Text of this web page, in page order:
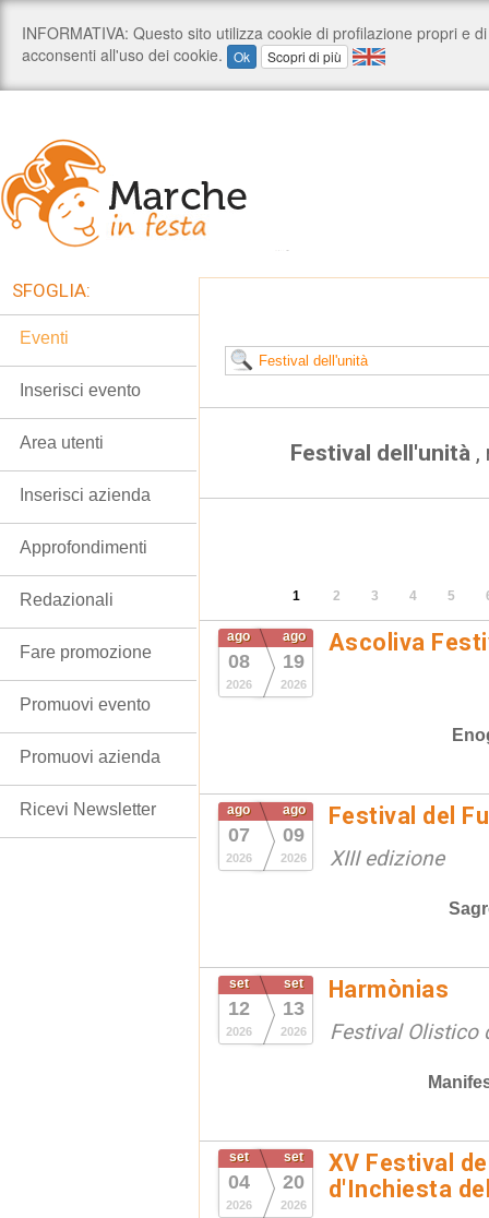
Festival dell'unità ,
1 2 3 4 5
ago
08
2026
ago
19
2026
Ascoliva
ago
07
2026
ago
09
2026
Festival del
XIII edizione
set
12
2026
set
13
2026
Harmònias
Festival Olistico
set
04
2026
set
20
2026
XV Festival
d'Inchiesta
SFOGLIA:
Eventi
Inserisci evento
Area utenti
Inserisci azienda
Approfondimenti
Redazionali
Fare promozione
Promuovi evento
Promuovi azienda
Ricevi Newsletter